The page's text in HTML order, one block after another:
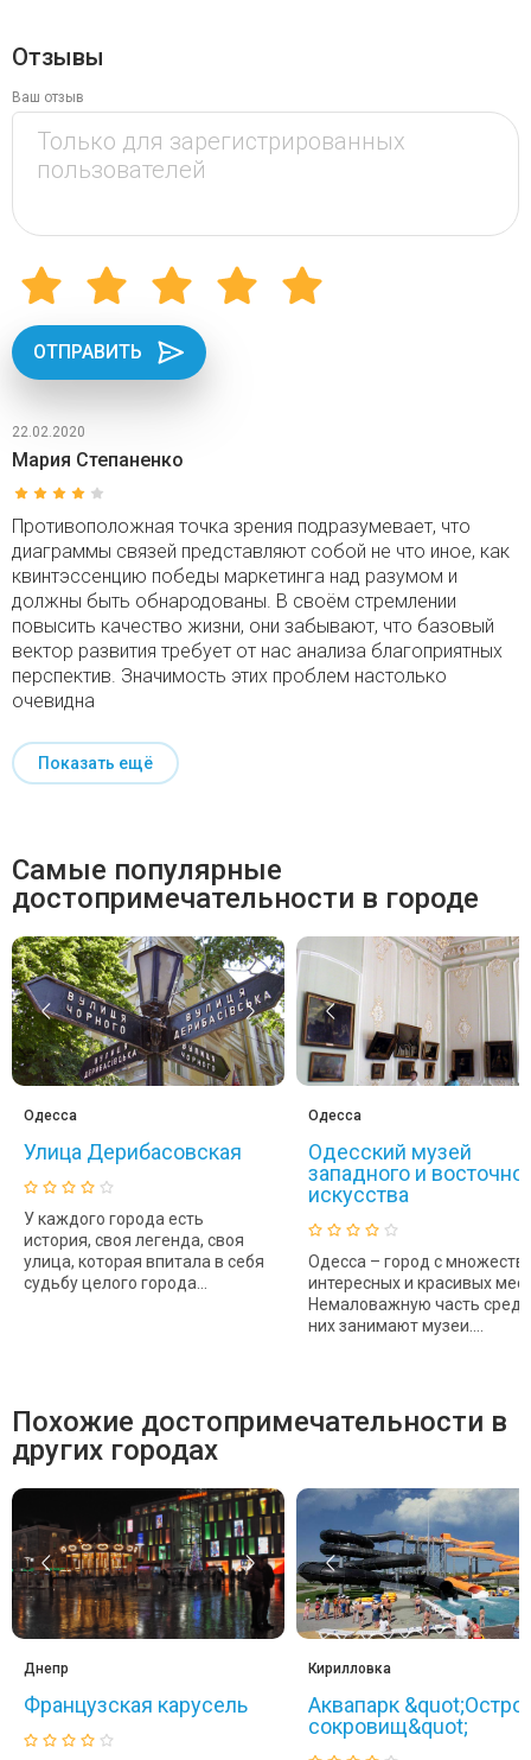
Отзывы
Ваш отзыв
ОТПРАВИТЬ
22.02.2020
Мария Степаненко
Противоположная точка зрения подразумевает, что
диаграммы связей представляют собой не что иное, как
квинтэссенцию победы маркетинга над разумом и
должны быть обнародованы. В своём стремлении
повысить качество жизни, они забывают, что базовый
вектор развития требует от нас анализа благоприятных
перспектив. Значимость этих проблем настолько
очевидна
Показать ещё
Самые популярные
достопримечательности в городе
Одесса
Улица Дерибасовская
У каждого города есть
история, своя легенда, своя
улица, которая впитала в себя
судьбу целого города...
Одесса
Одесский музей
западного и
искусства
Одесса – город с
интересных и красивых
Немаловажную часть среди
них занимают музеи....
Похожие достопримечательности в
других городах
Днепр
Французская карусель
Кирилловка
Аквапарк
сокровищ&quot;